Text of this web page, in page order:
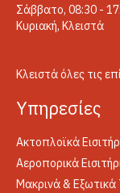
Σάββατο, 08:30 -
Κυριακή, Κλειστά
Κλειστά όλες τις
Yπηρεσίες
Ακτοπλοϊκά
Αεροπορικά
Μακρινά & Εξωτικά